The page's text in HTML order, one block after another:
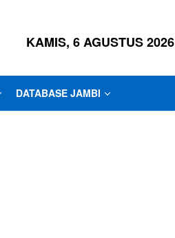
KAMIS, 6 AGUSTUS 2026
DATABASE JAMBI